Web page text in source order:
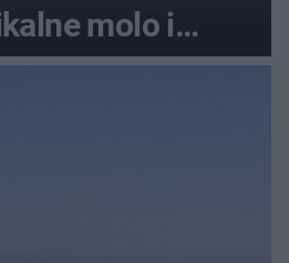
molo i